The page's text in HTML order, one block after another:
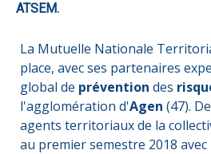
ATSEM.
La Mutuelle Nationale
place, avec ses partenaires
global de prévention des
l'agglomération d'Agen (47).
agents territoriaux de la
au premier semestre 2018